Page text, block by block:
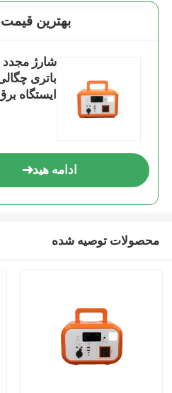
بهترين
ادامه هید
محصولات توصیه شده